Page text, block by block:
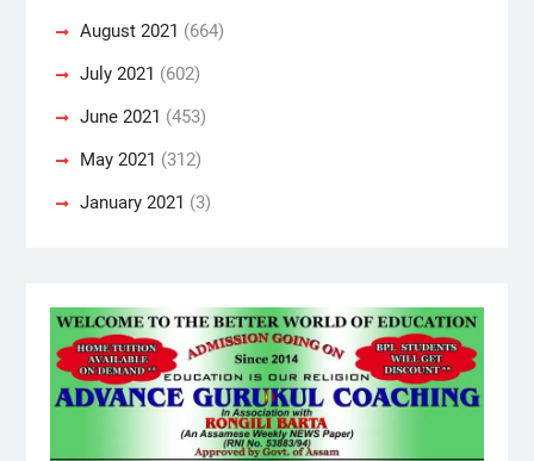
August 2021 (664)
July 2021 (602)
June 2021 (453)
May 2021 (312)
January 2021 (3)